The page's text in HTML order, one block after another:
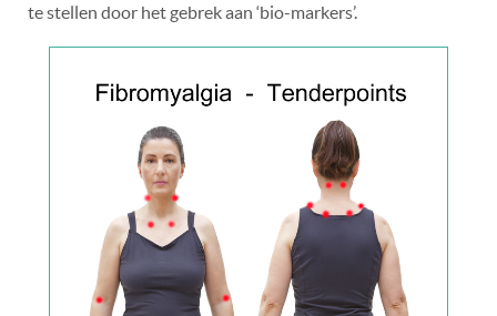
te stellen door het gebrek aan ‘bio-markers’.